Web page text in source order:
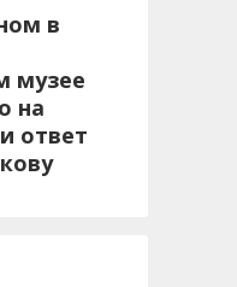
в
музее
на
ответ